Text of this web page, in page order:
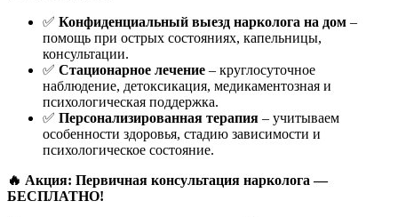
✅ Конфиденциальный выезд нарколога на дом –
помощь при острых состояниях, капельницы,
консультации.
✅ Стационарное лечение – круглосуточное
наблюдение, детоксикация, медикаментозная и
психологическая поддержка.
✅ Персонализированная терапия – учитываем
особенности здоровья, стадию зависимости и
психологическое состояние.
🔥 Акция: Первичная консультация нарколога —
БЕСПЛАТНО!